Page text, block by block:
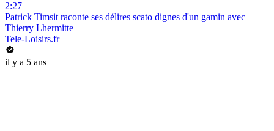
2:27
Patrick Timsit raconte ses délires scato dignes d'un gamin avec
Thierry Lhermitte
Tele-Loisirs.fr
il y a 5 ans